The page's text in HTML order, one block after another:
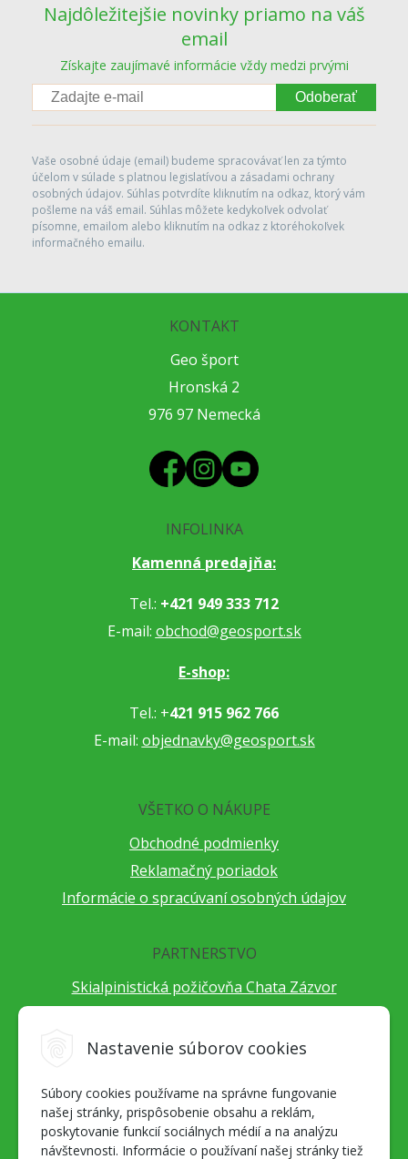
Nastavenie súborov cookies
Súbory cookies používame na správne fungovanie
našej stránky, prispôsobenie obsahu a reklám,
poskytovanie funkcií sociálnych médií a na analýzu
návštevnosti. Informácie o používaní našej stránky tiež
Najdôležitejšie novinky priamo na váš
email
Získajte zaujímavé informácie vždy medzi prvými
Odoberať
Vaše osobné údaje (email) budeme spracovávať len za týmto
účelom v súlade s platnou legislatívou a zásadami ochrany
osobných údajov. Súhlas potvrdíte kliknutím na odkaz, ktorý vám
pošleme na váš email. Súhlas môžete kedykoľvek odvolať
písomne, emailom alebo kliknutím na odkaz z ktoréhokoľvek
informačného emailu.
KONTAKT
Geo šport
Hronská 2
976 97 Nemecká
INFOLINKA
Kamenná predajňa:
Tel.: +421 949 333 712
E-mail: obchod@geosport.sk
E-shop:
Tel.: +421 915 962 766
E-mail: objednavky@geosport.sk
VŠETKO O NÁKUPE
Obchodné podmienky
Reklamačný poriadok
Informácie o spracúvaní osobných údajov
PARTNERSTVO
Skialpinistická požičovňa Chata Zázvor
Cestovateľský festival Cestou necestou
Alpenverein Slovensko
Hore-dole Derešom
Motorest Nemecká